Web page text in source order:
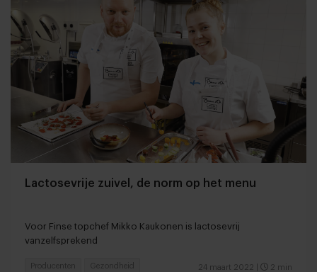
Lactosevrije zuivel, de norm op het menu
Voor Finse topchef Mikko Kaukonen is lactosevrij
vanzelfsprekend
24 maart 2022 2 min
Producenten Gezondheid